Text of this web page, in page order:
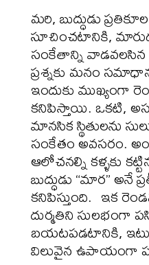
మరి, బుద్ధుడు
సూచించటానికి,
సంకేతాన్ని
ప్రశ్నకు మనం
ఇందుకు ముఖ్యంగా
కనిపిస్తాయి. ఒకటి,
మానసిక స్థితులను
సంకేతం అవసరం.
ఆలోచనల్ని కళ్ళకు
బుద్ధుడు “మార” అనే
కనిపిస్తుంది. ఇక
దుర్మతిని సులభంగా
బయటపడటానికి,
విలువైన